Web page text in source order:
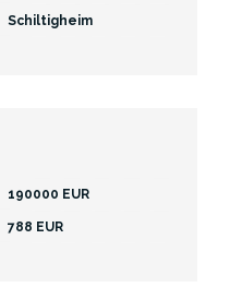
Schiltigheim
190000 EUR
788 EUR